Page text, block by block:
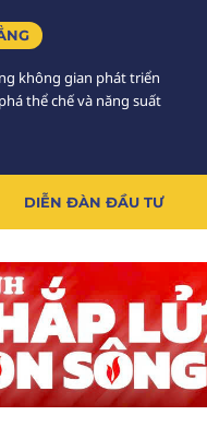
không gian phát triển
thể chế và năng suất
DIỄN ĐÀN ĐẦU TƯ